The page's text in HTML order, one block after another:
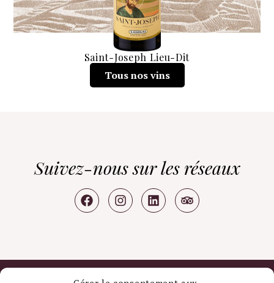
Saint-Joseph Lieu-Dit
Tous nos vins
Suivez-nous sur les réseaux